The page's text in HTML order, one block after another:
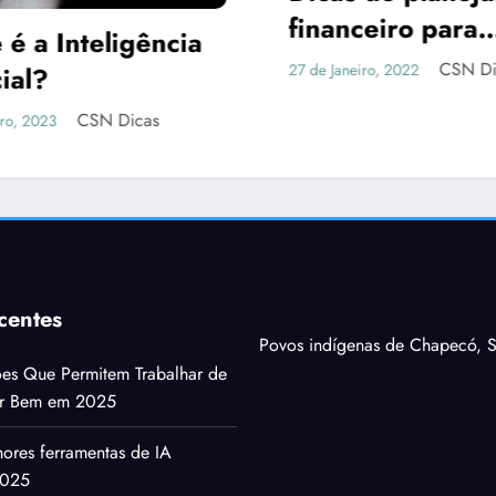
para
2022
As 10 Maiores
Do Mundo